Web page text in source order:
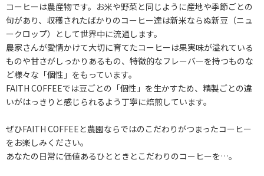
コーヒーは農産物です。お米や野菜と同じように産地や季節ごとの
旬があり、収穫されたばかりのコーヒー達は新米ならぬ新豆（ニュ
ークロップ）として世界中に流通します。
農家さんが愛情かけて大切に育てたコーヒーは果実味が溢れている
ものや甘さがしっかりあるもの、特徴的なフレーバーを持つものな
ど様々な「個性」をもっています。
FAITH COFFEEでは豆ごとの「個性」を生かすため、精製ごとの違
いがはっきりと感じられるよう丁寧に焙煎しています。
ぜひFAITH COFFEEと農園ならではのこだわりがつまったコーヒー
をお楽しみください。
あなたの日常に価値あるひとときとこだわりのコーヒーを…。